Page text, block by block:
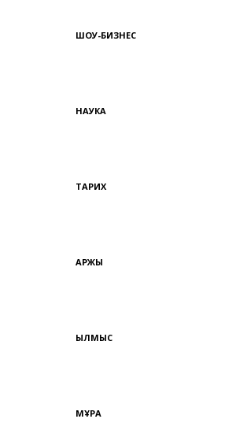
ШОУ-БИЗНЕС
НАУКА
ТАРИХ
ҚАРЖЫ
ҚЫЛМЫС
МҰРА